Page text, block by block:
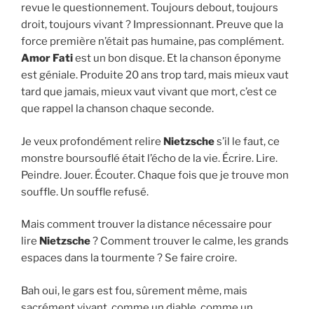
revue le questionnement. Toujours debout, toujours
droit, toujours vivant ? Impressionnant. Preuve que la
force première n’était pas humaine, pas complément.
Amor Fatiest un bon disque. Et la chanson éponyme
est géniale. Produite 20 ans trop tard, mais mieux vaut
tard que jamais, mieux vaut vivant que mort, c’est ce
que rappel la chanson chaque seconde.
Je veux profondément relire Nietzsches’il le faut, ce
monstre boursouflé était l’écho de la vie. Écrire. Lire.
Peindre. Jouer. Écouter. Chaque fois que je trouve mon
souffle. Un souffle refusé.
Mais comment trouver la distance nécessaire pour
lire Nietzsche? Comment trouver le calme, les grands
espaces dans la tourmente ? Se faire croire.
Bah oui, le gars est fou, sûrement même, mais